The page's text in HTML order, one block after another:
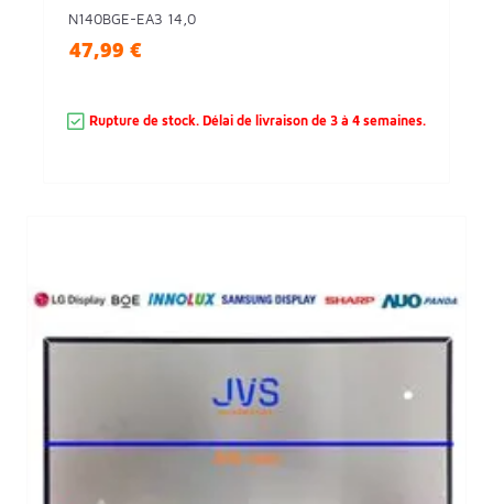
N140BGE-EA3 14,0
47,99 €
Rupture de stock. Délai de livraison de 3 à 4 semaines.